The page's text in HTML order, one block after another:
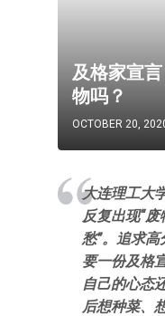
及格家宣
物吗？
OCTOBER 20,
大连理工大
反复出现“废
愁”。追求
要一份及格
自己的心态
后想种菜、